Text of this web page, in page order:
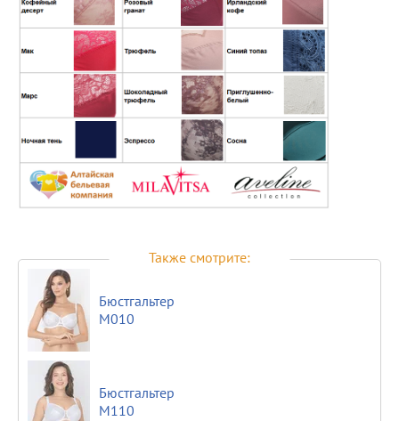
Также смотрите:
Бюстгальтер
М010
Бюстгальтер
М110